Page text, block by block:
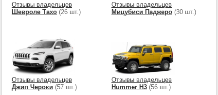
Отзывы владельцев
Шевроле Тахо (26 шт.)
Отзывы владельцев
Мицубиси Паджеро(30 шт.)
Отзывы владельцев
Джип Чероки (57 шт.)
Отзывы владельцев
Hummer H3(56 шт.)